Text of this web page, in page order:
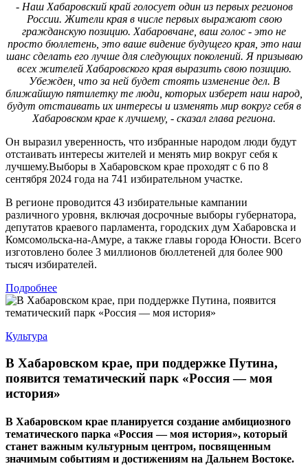
- Наш Хабаровский край голосует один из первых регионов
России. Жители края в числе первых выражают свою
гражданскую позицию. Хабаровчане, ваш голос - это не
просто бюллетень, это ваше видение будущего края, это наш
шанс сделать его лучше для следующих поколений. Я призываю
всех жителей Хабаровского края выразить свою позицию.
Убежден, что за ней будет стоять изменение дел. В
ближайшую пятилетку те люди, которых изберет наш народ,
будут отстаивать их интересы и изменять мир вокруг себя в
Хабаровском крае к лучшему, - сказал глава региона.
Он выразил уверенность, что избранные народом люди будут
отстаивать интересы жителей и менять мир вокруг себя к
лучшему.Выборы в Хабаровском крае проходят с 6 по 8
сентября 2024 года на 741 избирательном участке.
В регионе проводится 43 избирательные кампании
различного уровня, включая досрочные выборы губернатора,
депутатов краевого парламента, городских дум Хабаровска и
Комсомольска-на-Амуре, а также главы города Юности. Всего
изготовлено более 3 миллионов бюллетеней для более 900
тысяч избирателей.
Подробнее
Культура
В Хабаровском крае, при поддержке Путина,
появится тематический парк «Россия — моя
история»
В Хабаровском крае планируется создание амбициозного
тематического парка «Россия — моя история», который
станет важным культурным центром, посвященным
значимым событиям и достижениям на Дальнем Востоке.